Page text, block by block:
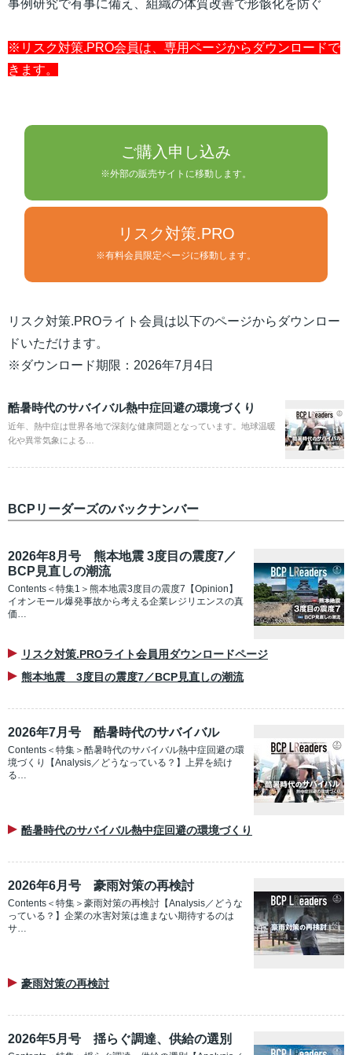
事例研究で有事に備え、組織の体質改善で形骸化を防ぐ
※リスク対策.PRO会員は、専用ページからダウンロードで
きます。
ご購入申し込み
※外部の販売サイトに移動します。
リスク対策.PRO
※有料会員限定ページに移動します。
リスク対策.PROライト会員は以下のページからダウンロー
ドいただけます。
※ダウンロード期限：2026年7月4日
酷暑時代のサバイバル熱中症回避の環境づくり
近年、熱中症は世界各地で深刻な健康問題となっています。地球温暖
化や異常気象による…
BCPリーダーズのバックナンバー
2026年8月号 熊本地震 3度目の震度7／
BCP見直しの潮流
Contents＜特集1＞熊本地震3度目の震度7【Opinion】
イオンモール爆発事故から考える企業レジリエンスの真
価…
リスク対策.PROライト会員用ダウンロードページ
熊本地震 3度目の震度7／BCP見直しの潮流
2026年7月号 酷暑時代のサバイバル
Contents＜特集＞酷暑時代のサバイバル熱中症回避の環
境づくり【Analysis／どうなっている？】上昇を続け
る…
酷暑時代のサバイバル熱中症回避の環境づくり
2026年6月号 豪雨対策の再検討
Contents＜特集＞豪雨対策の再検討【Analysis／どうな
っている？】企業の水害対策は進まない期待するのは
サ…
豪雨対策の再検討
2026年5月号 揺らぐ調達、供給の選別